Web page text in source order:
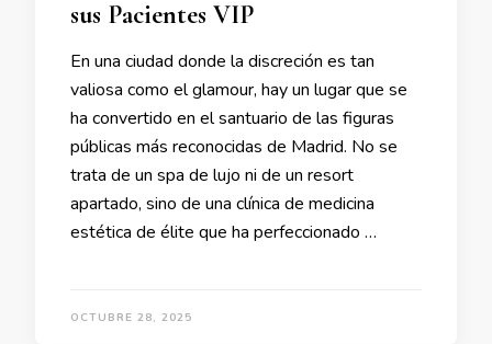
sus Pacientes VIP
En una ciudad donde la discreción es tan
valiosa como el glamour, hay un lugar que se
ha convertido en el santuario de las figuras
públicas más reconocidas de Madrid. No se
trata de un spa de lujo ni de un resort
apartado, sino de una clínica de medicina
estética de élite que ha perfeccionado …
OCTUBRE 28, 2025